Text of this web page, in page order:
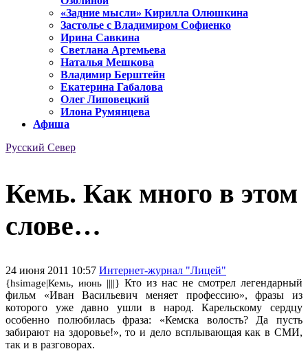
«Задние мысли» Кирилла Олюшкина
Застолье с Владимиром Софиенко
Ирина Савкина
Светлана Артемьева
Наталья Мешкова
Владимир Берштейн
Екатерина Габалова
Олег Липовецкий
Илона Румянцева
Афиша
Русский Север
Кемь. Как много в этом
слове…
24 июня 2011 10:57 Интернет-журнал "Лицей"
{hsimage|Кемь, июнь ||||} Кто из нас не смотрел легендарный
фильм «Иван Васильевич меняет профессию», фразы из
которого уже давно ушли в народ. Карельскому сердцу
особенно полюбилась фраза: «Кемска волость? Да пусть
забирают на здоровье!», то и дело всплывающая как в СМИ,
так и в разговорах.